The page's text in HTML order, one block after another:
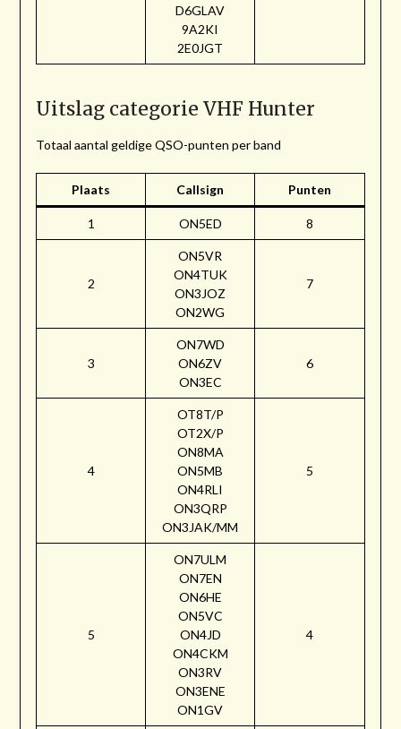
D6GLAV
9A2KI
2E0JGT
Uitslag categorie VHF Hunter
Totaal aantal geldige QSO-punten per band
Plaats Callsign Punten
1 ON5ED 8
2
ON5VR
ON4TUK
ON3JOZ
ON2WG
7
3
ON7WD
ON6ZV
ON3EC
6
4
OT8T/P
OT2X/P
ON8MA
ON5MB
ON4RLI
ON3QRP
ON3JAK/MM
5
5
ON7ULM
ON7EN
ON6HE
ON5VC
ON4JD
ON4CKM
ON3RV
ON3ENE
ON1GV
4